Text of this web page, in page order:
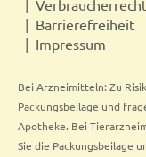
Barrierefreiheit
Impressum
Bei Arzneimitteln: Zu
Packungsbeilage und
Apotheke. Bei
Sie die Packungsbeilage